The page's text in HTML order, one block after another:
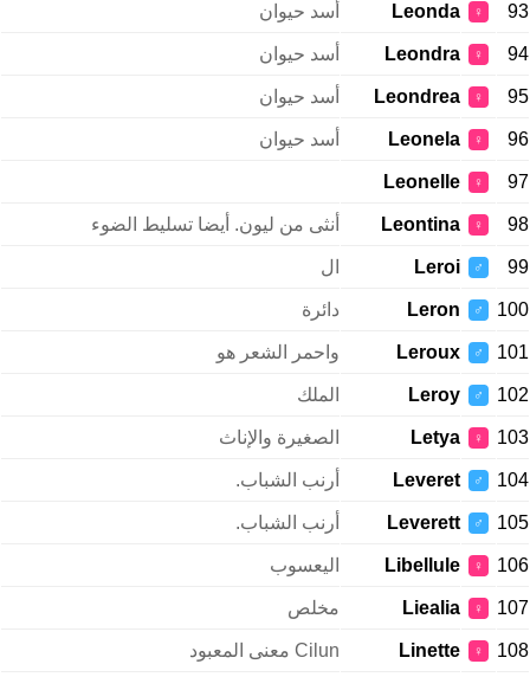
93
♀
Leonda أسد حيوان
94
♀
Leondra أسد حيوان
95
♀
Leondrea أسد حيوان
96
♀
Leonela أسد حيوان
97
♀
Leonelle
98
♀
Leontina أنثى من ليون. أيضا تسليط الضوء
99
♂
Leroi ال
100
♂
Leron دائرة
101
♂
Leroux واحمر الشعر هو
102
♂
Leroy الملك
103
♀
Letya الصغيرة والإناث
104
♂
Leveret أرنب الشباب.
105
♂
Leverett أرنب الشباب.
106
♀
Libellule اليعسوب
107
♀
Liealia مخلص
108
♀
Linette Cilun معنى المعبود